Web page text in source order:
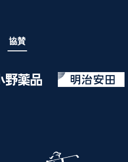
協賛